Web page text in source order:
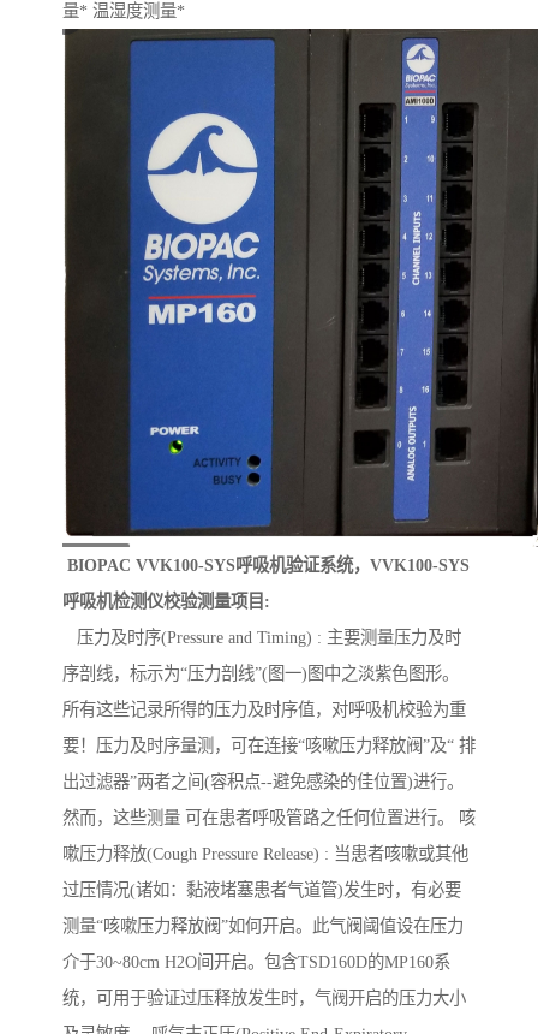
量* 温湿度测量*
BIOPAC VVK100-SYS呼吸机验证系统，VVK100-SYS
呼吸机检测仪校验测量项目:
压力及时序(Pressure and Timing) : 主要测量压力及时
序剖线，标示为“压力剖线”(图一)图中之淡紫色图形。
所有这些记录所得的压力及时序值，对呼吸机校验为重
要！压力及时序量测，可在连接“咳嗽压力释放阀”及“ 排
出过滤器”两者之间(容积点--避免感染的佳位置)进行。
然而，这些测量 可在患者呼吸管路之任何位置进行。 咳
嗽压力释放(Cough Pressure Release) : 当患者咳嗽或其他
过压情况(诸如：黏液堵塞患者气道管)发生时，有必要
测量“咳嗽压力释放阀”如何开启。此气阀阈值设在压力
介于30~80cm H2O间开启。包含TSD160D的MP160系
统，可用于验证过压释放发生时，气阀开启的压力大小